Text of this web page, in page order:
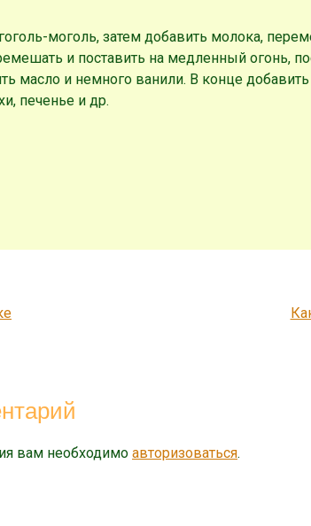
моголь, затем добавить молока,
и поставить на медленный огонь,
масло и немного ванили. В конце
печенье и др.
вам необходимо авторизоваться.